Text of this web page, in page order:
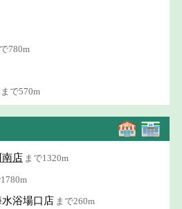
780m
まで570m
南店 まで1320m
浴場口店 まで260m